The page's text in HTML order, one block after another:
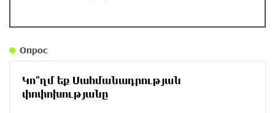
около одного месяца назад
Размик Марукян стал обладателем бронзовой
Опрос
Կո՞ղմ եք Սահմանադրության
փոփոխությանը